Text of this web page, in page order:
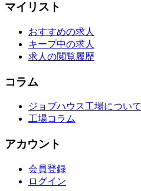
マイリスト
おすすめの求人
キープ中の求人
求人の閲覧履歴
コラム
ジョブハウス工場について
工場コラム
アカウント
会員登録
ログイン